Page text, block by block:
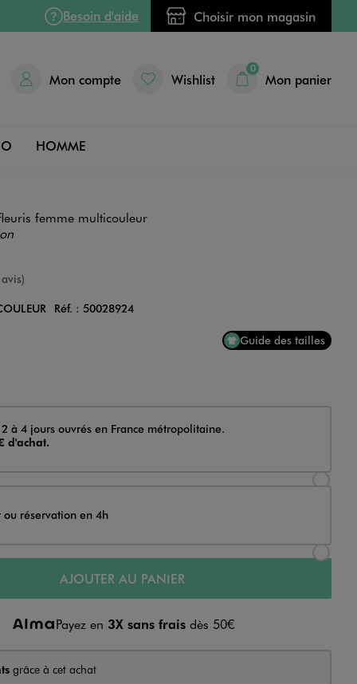
Besoin d'aide Choisir mon magasin
Mon compte Wishlist
0
Mon panier
HOMME
femme multicouleur
Réf. : 50028924
Guide des tailles
à 4 jours ouvrés en France métropolitaine.
d'achat.
ou réservation en 4h
AJOUTER AU PANIER
Payez en 3X sans fraisdès 50€
grâce à cet achat